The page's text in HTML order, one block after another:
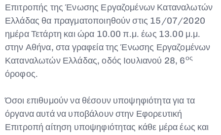
Επιτροπής της Ένωσης Εργαζομένων Καταναλωτών
Ελλάδας θα πραγματοποιηθούν στις 15/07/2020
ημέρα Τετάρτη και ώρα 10.00 π.μ. έως 13.00 μ.μ.
στην Αθήνα, στα γραφεία της Ένωσης Εργαζομένων
Καταναλωτών Ελλάδας, οδός Ιουλιανού 28, 6ος
όροφος.
Όσοι επιθυμούν να θέσουν υποψηφιότητα για τα
όργανα αυτά να υποβάλουν στην Εφορευτική
Επιτροπή αίτηση υποψηφιότητας κάθε μέρα έως και